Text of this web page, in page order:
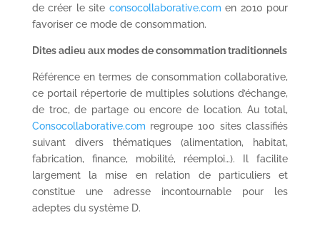
de créer le site consocollaborative.com en 2010 pour
favoriser ce mode de consommation.
Dites adieu aux modes de consommation traditionnels
Référence en termes de consommation collaborative,
ce portail répertorie de multiples solutions d’échange,
de troc, de partage ou encore de location. Au total,
Consocollaborative.com regroupe 100 sites classifiés
suivant divers thématiques (alimentation, habitat,
fabrication, finance, mobilité, réemploi…). Il facilite
largement la mise en relation de particuliers et
constitue une adresse incontournable pour les
adeptes du système D.